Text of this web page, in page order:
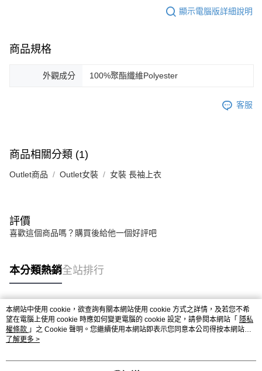
顯示電腦版詳細說明
商品規格
外觀成分 100%聚酯纖維Polyester
客服
商品相關分類 (1)
Outlet商品 Outlet女裝 女裝 長袖上衣
評價
喜歡這個商品嗎？購買後給他一個好評吧
本分類熱銷全站排行
熱門標籤
本網站中使用 cookie，欲查詢有關本網站使用 cookie 方式之詳情，及若您不希
望在電腦上使用 cookie 時應如何變更電腦的 cookie 設定，請參閱本網站「 隱私
權條款 」之 Cookie 聲明。您繼續使用本網站即表示您同意本公司得按本網站使
用條款之 Cookie 聲明使用 cookie。
了解更多 >